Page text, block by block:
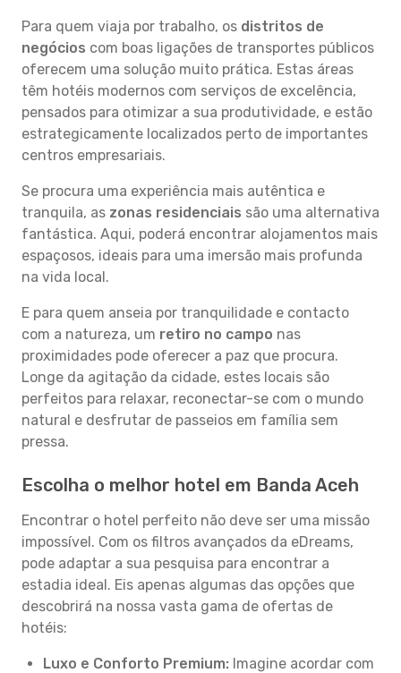
Para quem viaja por trabalho, os distritos de
negócios com boas ligações de transportes públicos
oferecem uma solução muito prática. Estas áreas
têm hotéis modernos com serviços de excelência,
pensados para otimizar a sua produtividade, e estão
estrategicamente localizados perto de importantes
centros empresariais.
Se procura uma experiência mais autêntica e
tranquila, as zonas residenciais são uma alternativa
fantástica. Aqui, poderá encontrar alojamentos mais
espaçosos, ideais para uma imersão mais profunda
na vida local.
E para quem anseia por tranquilidade e contacto
com a natureza, um retiro no campo nas
proximidades pode oferecer a paz que procura.
Longe da agitação da cidade, estes locais são
perfeitos para relaxar, reconectar-se com o mundo
natural e desfrutar de passeios em família sem
pressa.
Escolha o melhor hotel em Banda Aceh
Encontrar o hotel perfeito não deve ser uma missão
impossível. Com os filtros avançados da eDreams,
pode adaptar a sua pesquisa para encontrar a
estadia ideal. Eis apenas algumas das opções que
descobrirá na nossa vasta gama de ofertas de
hotéis:
Luxo e Conforto Premium: Imagine acordar com